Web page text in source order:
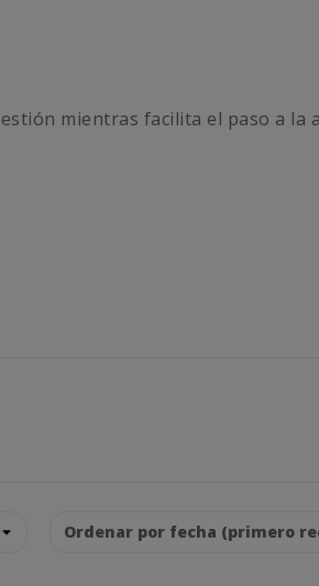
mientras facilita el paso a la